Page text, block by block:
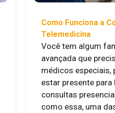
Como Funciona a
Telemedicina
Você tem algum
avançada que
médicos especiais,
estar presente para
consultas
como essa, uma